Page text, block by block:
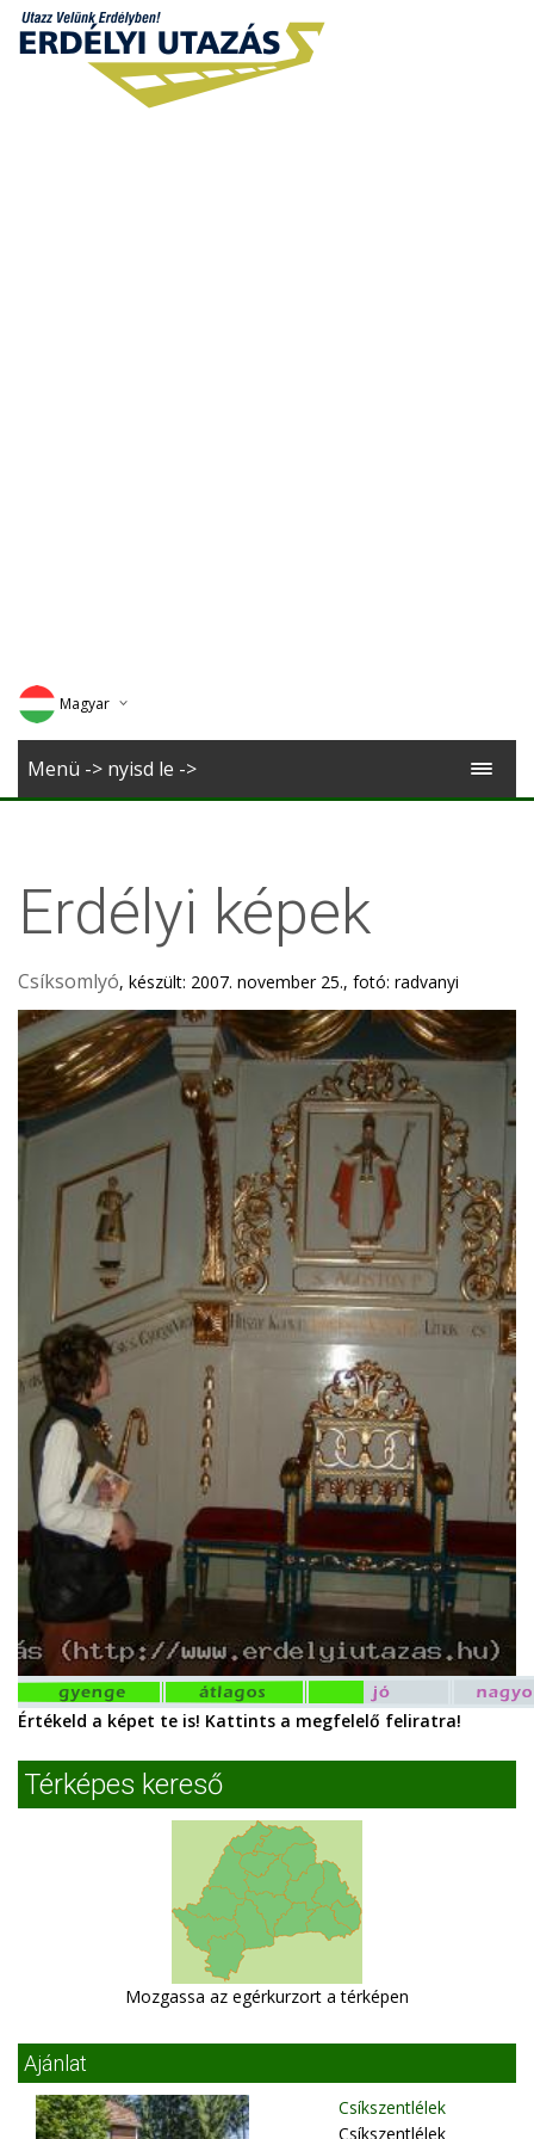
Magyar
Deutsch
Menü -> nyisd le ->
Erdélyi képek
Csíksomlyó, készült: 2007. november 25., fotó: radvanyi
Értékeld a képet te is! Kattints a megfelelő feliratra!
Térképes kereső
Mozgassa az egérkurzort a térképen
Ajánlat
Csíkszentlélek
Csíkszentlélek